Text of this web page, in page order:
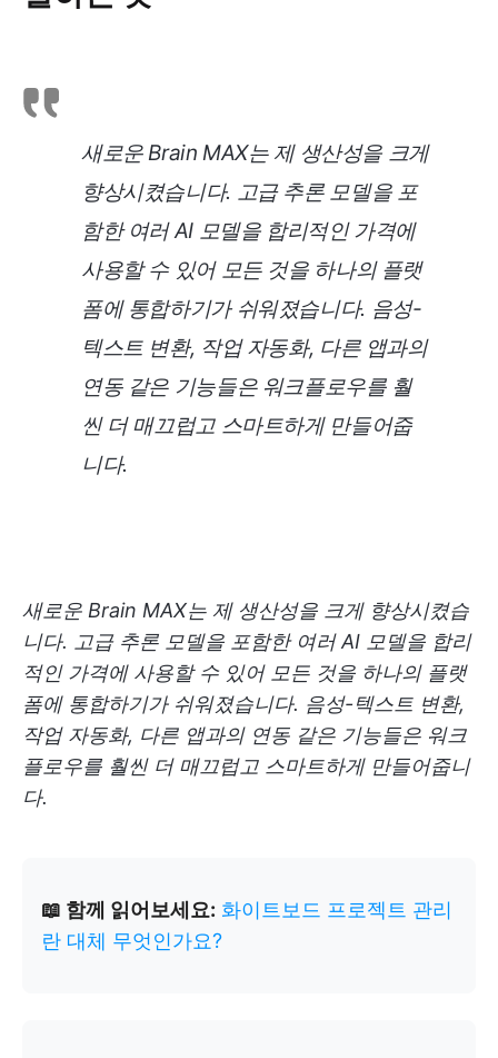
새로운 Brain MAX는 제 생산성을 크게
향상시켰습니다. 고급 추론 모델을 포
함한 여러 AI 모델을 합리적인 가격에
사용할 수 있어 모든 것을 하나의 플랫
폼에 통합하기가 쉬워졌습니다. 음성-
텍스트 변환, 작업 자동화, 다른 앱과의
연동 같은 기능들은 워크플로우를 훨
씬 더 매끄럽고 스마트하게 만들어줍
니다.
새로운 Brain MAX는 제 생산성을 크게 향상시켰습
니다. 고급 추론 모델을 포함한 여러 AI 모델을 합리
적인 가격에 사용할 수 있어 모든 것을 하나의 플랫
폼에 통합하기가 쉬워졌습니다. 음성-텍스트 변환,
작업 자동화, 다른 앱과의 연동 같은 기능들은 워크
플로우를 훨씬 더 매끄럽고 스마트하게 만들어줍니
다.
📖 함께 읽어보세요: 화이트보드 프로젝트 관리
란 대체 무엇인가요?